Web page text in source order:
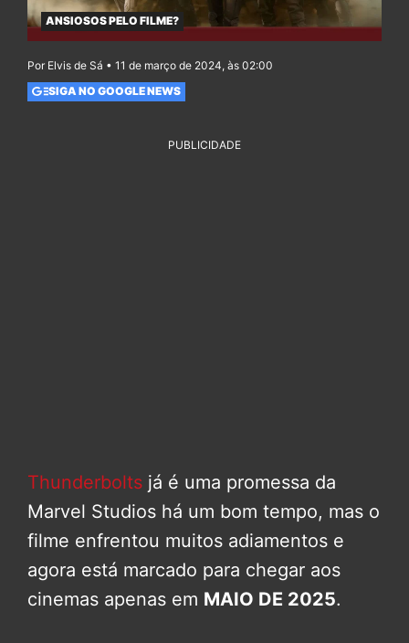
ANSIOSOS PELO FILME?
Por Elvis de Sá • 11 de março de 2024, às 02:00
SIGA NO GOOGLE NEWS
PUBLICIDADE
Thunderbolts já é uma promessa da
Marvel Studios há um bom tempo, mas o
filme enfrentou muitos adiamentos e
agora está marcado para chegar aos
cinemas apenas em MAIO DE 2025.